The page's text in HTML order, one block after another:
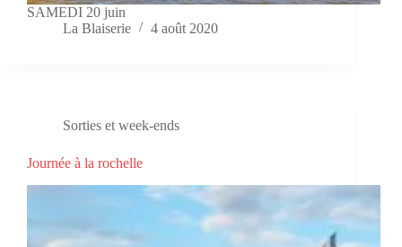
SAMEDI 20 juin
La Blaiserie
4 août 2020
Sorties et week-ends
Journée à la rochelle